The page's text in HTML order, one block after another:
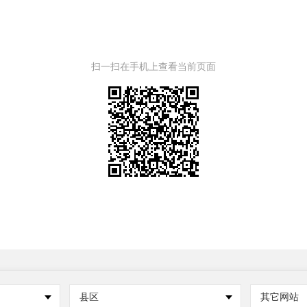
扫一扫在手机上查看当前页面
县区 其它网站